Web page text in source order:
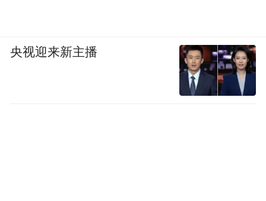
央视迎来新主播